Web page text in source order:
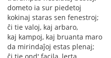
dometo ia sur piedetoj
kokinaj staras sen fenestroj;
ĉi tie valoj, kaj arbaro,
kaj kampoj, kaj bruanta maro
da mirindaĵoj estas plenaj;